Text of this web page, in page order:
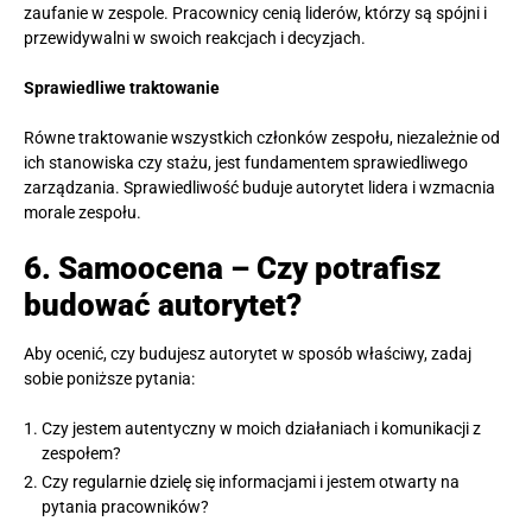
zaufanie w zespole. Pracownicy cenią liderów, którzy są spójni i
przewidywalni w swoich reakcjach i decyzjach.
Sprawiedliwe traktowanie
Równe traktowanie wszystkich członków zespołu, niezależnie od
ich stanowiska czy stażu, jest fundamentem sprawiedliwego
zarządzania. Sprawiedliwość buduje autorytet lidera i wzmacnia
morale zespołu.
6. Samoocena – Czy potrafisz
budować autorytet?
Aby ocenić, czy budujesz autorytet w sposób właściwy, zadaj
sobie poniższe pytania:
Czy jestem autentyczny w moich działaniach i komunikacji z
zespołem?
Czy regularnie dzielę się informacjami i jestem otwarty na
pytania pracowników?